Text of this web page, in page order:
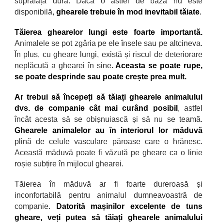
disponibilă, ghearele trebuieîn mod inevitabil tăiate.
Tăierea ghearelor lungi este foarte importantă.
Animalele se pot zgâria pe ele însele sau pe altcineva.
În plus, cu gheare lungi, există și riscul de deteriorare
neplăcută a ghearei în sine.Aceasta se poate rupe,
se poate desprinde sau poate crește prea mult.
Ar trebui săîncepeți să tăiați ghearele animalului
dvs. de companie cât mai curând posibil , astfel
încât acesta să se obișnuiască și să nu se teamă.
Ghearele animalelor au în interiorul lor măduvă
plină de celule vasculare păroase care o hrănesc.
Această măduvă poate fi văzută pe gheare ca o linie
roșie subțire în mijlocul ghearei.
Tăiereaîn măduvă ar fi foarte dureroasă și
inconfortabilă pentru animalul dumneavoastră de
companie.
Datorită mașinilor excelente de tuns
gheare, veți putea să tăiați ghearele animalului